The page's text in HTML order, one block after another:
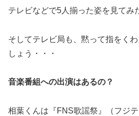
テレビなどで5人揃った姿を見てみ
そしてテレビ局も、黙って指をく
しょう・・・
音楽番組への出演はあるの？
相葉くんは『FNS歌謡祭』（フジ